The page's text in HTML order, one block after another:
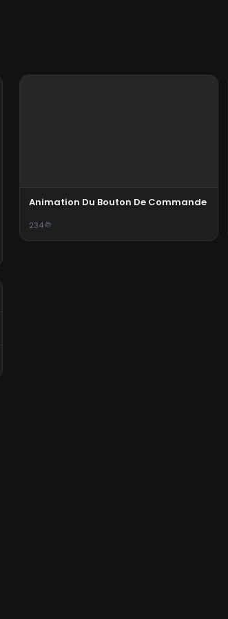
Animation Du Bouton De Commande
234